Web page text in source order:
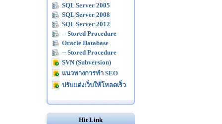
SQL Server 2005
SQL Server 2008
SQL Server 2012
-- Stored Procedure
Oracle Database
-- Stored Procedure
SVN (Subversion)
แนวทางการทำ SEO
ปรับแต่งเว็บให้โหลดเร็ว
Hit Link